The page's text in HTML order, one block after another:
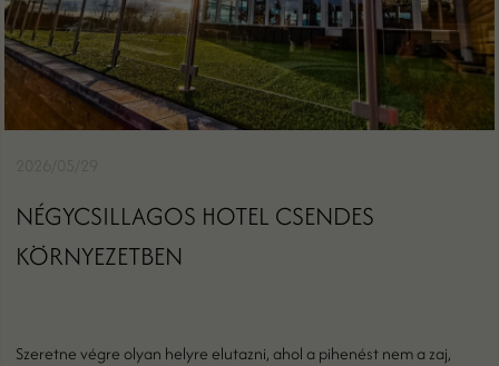
NÉGYCSILLAGOS HOTEL CSENDES
KÖRNYEZETBEN
Szeretne végre olyan helyre elutazni, ahol a pihenést nem a zaj,